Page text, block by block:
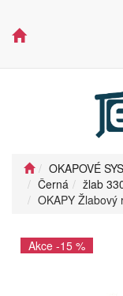
OKAPOVÉ
Černá
žlab
OKAPY
Akce -15 %